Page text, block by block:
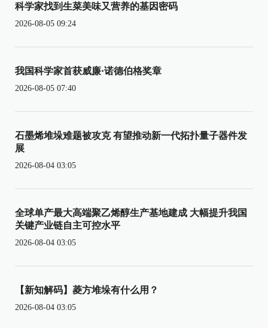
科学家找到生菜美味又营养的基因密码
2026-08-05 09:24
我国科学家首获威廉·诺德伯格奖章
2026-08-05 07:40
石墨烯堆垛难题被攻克 有望推动新一代拓扑量子器件发
展
2026-08-04 03:05
全球单产最大高端聚乙烯醇生产基地建成 大幅提升我国
关键产业链自主可控水平
2026-08-04 03:05
【新知解码】菱方堆垛有什么用？
2026-08-04 03:05